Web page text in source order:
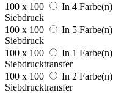
100 x 100
In 4 Farbe(n)
Siebdruck
100 x 100
In 5 Farbe(n)
Siebdruck
100 x 100
In 1 Farbe(n)
Siebdrucktransfer
100 x 100
In 2 Farbe(n)
Siebdrucktransfer